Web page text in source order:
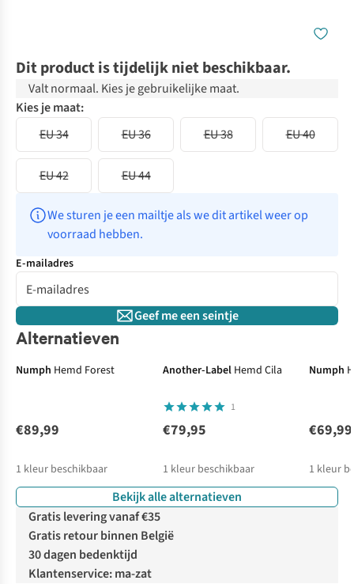
Dit product is tijdelijk niet beschikbaar.
Valt normaal. Kies je gebruikelijke maat.
Kies je maat:
EU 34
EU 36 EU 38 EU 40
EU 42 EU 44
We sturen je een mailtje als we dit artikel weer op
voorraad hebben.
E-mailadres
Geef me een seintje
Alternatieven
Numph Hemd Forest
€89,99
1 kleur beschikbaar
Another-Label Hemd Cila
1
€79,95
1 kleur beschikbaar
Numph
€69,99
1 kleur
Bekijk alle alternatieven
Gratis levering vanaf €35
Gratis retour binnen België
30 dagen bedenktijd
Klantenservice: ma-zat